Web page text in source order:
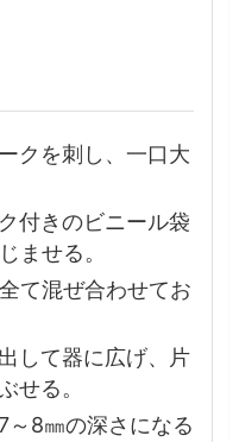
クを刺し、一口大
付きのビニール袋
ませる。
て混ぜ合わせてお
して器に広げ、片
せる。
～8㎜の深さになる